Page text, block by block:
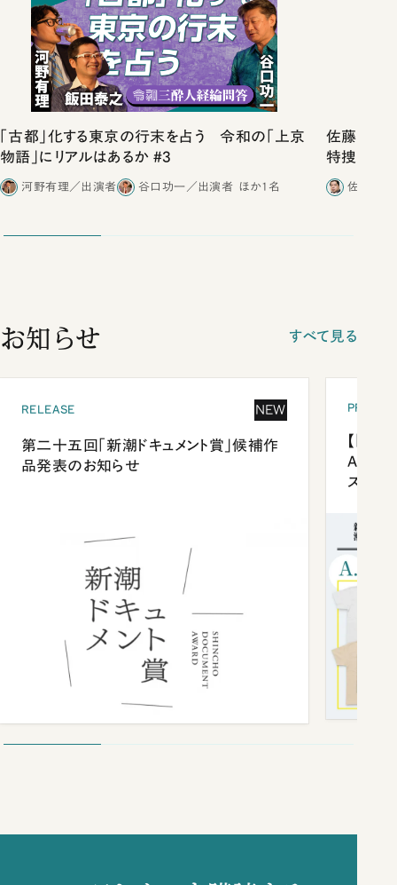
「古都」化する東京の行末を占う 令和の「上京
物語」にリアルはあるか #3
河野有理／出演者 谷口功一／出演者 ほか1名
佐藤優vs
特捜取調
合ったこと
佐藤優
お知らせ すべて見る
RELEASE NEW
第二十五回「新潮ドキュメント賞」候補作
品発表のお知らせ
【「新
ズプレ